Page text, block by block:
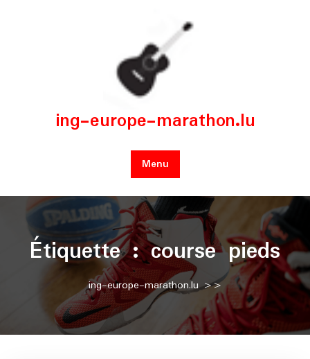
ing-europe-marathon.lu
Menu
Étiquette :course pieds
ing-europe-marathon.lu>>